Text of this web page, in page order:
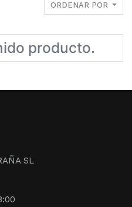
ORDENAR POR
producto.
SL